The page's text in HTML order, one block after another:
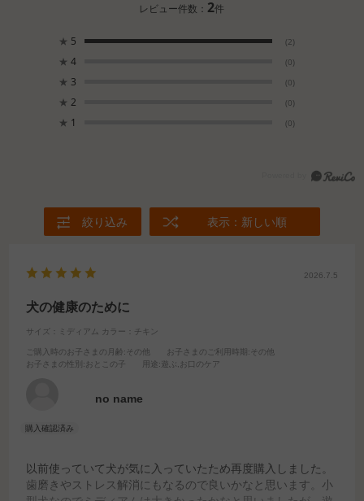
レビュー件数： 2件
★ 5 (2)
★ 4 (0)
★ 3 (0)
★ 2 (0)
★ 1 (0)
絞り込み 表示：新しい順
2026.7.5
犬の健康のために
サイズ：ミディアム カラー：チキン
ご購入時のお子さまの月齢 :その他 お子さまのご利用時期 :その他
お子さまの性別 :おとこの子 用途 :遊ぶ,お口のケア
no name
以前使っていて犬が気に入っていたため再度購入しました。
歯磨きやストレス解消にもなるので良いかなと思います。小